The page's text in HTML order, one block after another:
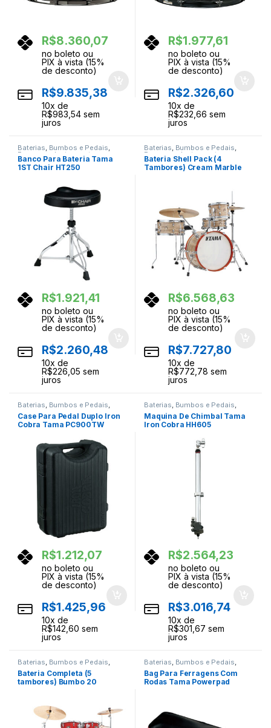
R$8.360,07
no boleto ou
PIX à vista (15%
de desconto)
R$9.835,38
10x de
R$983,54 sem
juros
R$1.977,61
no boleto ou
PIX à vista (15%
de desconto)
R$2.326,60
10x de
R$232,66 sem
juros
Baterias, Bumbos e Pedais,
Ferragens Instrumentos
Musicais,Percussao
Banco Para Bateria Tama
1ST Chair HT250
R$1.921,41
no boleto ou
PIX à vista (15%
de desconto)
R$2.260,48
10x de
R$226,05 sem
juros
Baterias, Bumbos e Pedais,
Ferragens, Instrumentos
Musicais,Percussao
Bateria Shell Pack (4
Tambores) Cream Marble
R$6.568,63
no boleto ou
PIX à vista (15%
de desconto)
R$7.727,80
10x de
R$772,78 sem
juros
Baterias, Bumbos e Pedais,
Ferragens Instrumentos
Musicais,Percussao
Case Para Pedal Duplo Iron
Cobra Tama PC900TW
R$1.212,07
no boleto ou
PIX à vista (15%
de desconto)
R$1.425,96
10x de
R$142,60 sem
juros
Baterias, Bumbos e Pedais,
Ferragens ,Instrumentos
Musicais, Percussao
Maquina De Chimbal Tama
Iron Cobra HH605
R$2.564,23
no boleto ou
PIX à vista (15%
de desconto)
R$3.016,74
10x de
R$301,67 sem
juros
Baterias Bumbos e Pedais
Ferragens Instrumentos
Musicais,Percussao
Bateria Completa (5
tambores) Bumbo 20
Baterias Bumbos e Pedais
Ferragens
Musicais, Percussao
Bag Para Ferragens Com
Rodas Tama Powerpad